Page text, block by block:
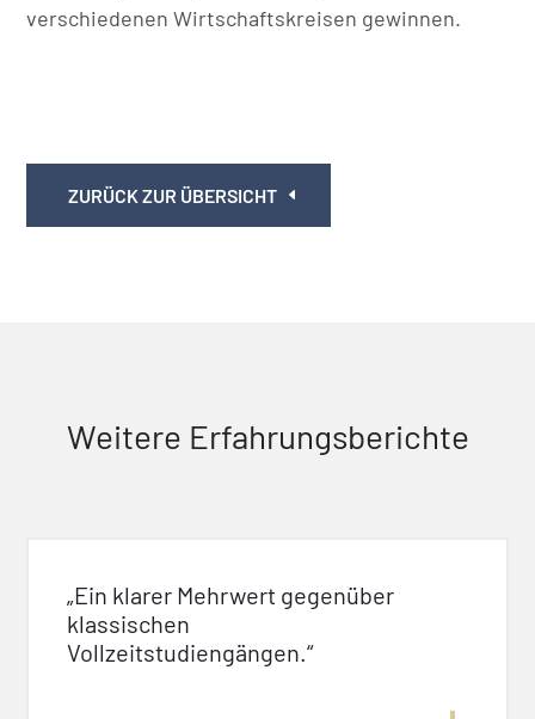
verschiedenen Wirtschaftskreisen gewinnen.
ZURÜCK ZUR ÜBERSICHT
Weitere Erfahrungsberichte
„Ein klarer Mehrwert gegenüber
klassischen
Vollzeitstudiengängen.“